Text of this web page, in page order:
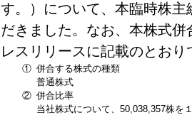
す。）について、本臨時株
だきました。なお、本株式
レスリリースに記載のとおり
① 併合する株式の種類
普通株式
② 併合比率
当社株式について、50,038,357株を